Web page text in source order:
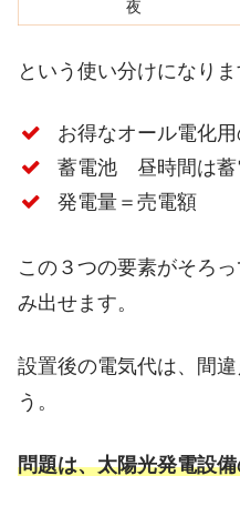
夜
という使い分けになりま
お得なオール電化用
蓄電池 昼時間は蓄
発電量＝売電額
この３つの要素がそろ
み出せます。
設置後の電気代は、間
う。
問題は、太陽光発電設